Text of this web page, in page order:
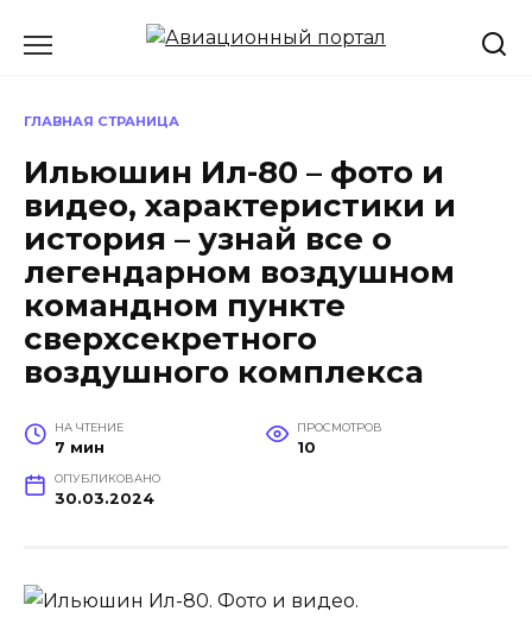
ГЛАВНАЯ СТРАНИЦА
Ильюшин Ил-80 – фото и
видео, характеристики и
история – узнай все о
легендарном воздушном
командном пункте
сверхсекретного
воздушного комплекса
НА ЧТЕНИЕ
7 мин
ПРОСМОТРОВ
10
ОПУБЛИКОВАНО
30.03.2024